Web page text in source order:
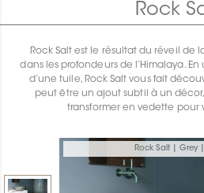
Trouver
un
détaillant
Rock
Rock Salt est le résultat du réveil de
dans les profondeurs de l’Himalaya.
d’une tuile, Rock Salt vous fait
peut être un ajout subtil à un
transformer en vedette
Rock Salt | Grey